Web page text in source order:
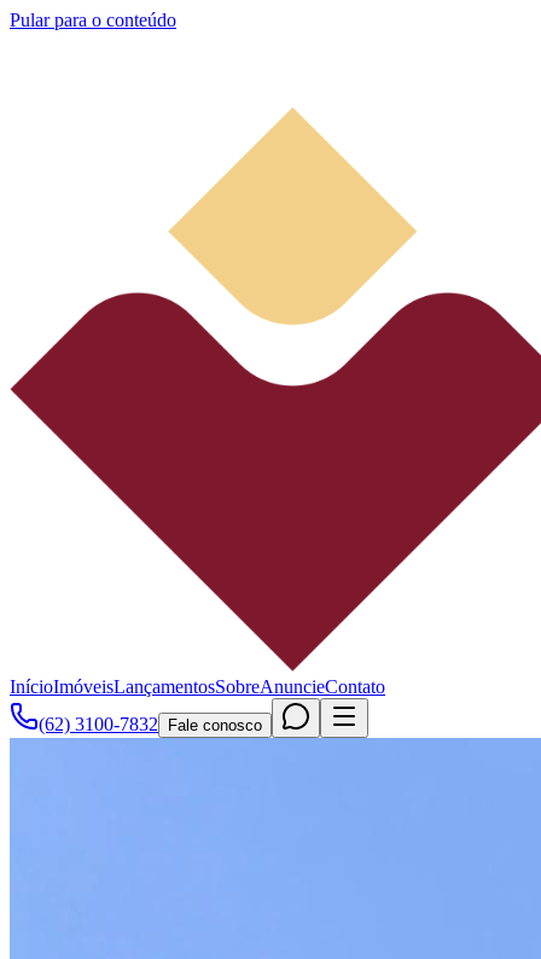
Pular para o conteúdo
InícioImóveisLançamentosSobreAnuncieContato
(62) 3100-7832
Fale conosco